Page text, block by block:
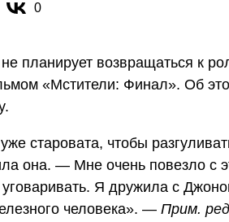
0
планирует возвращаться к
«Мстители: Финал». Об
старовата, чтобы
она. — Мне очень повезло с
Я дружила с
человека». — Прим.